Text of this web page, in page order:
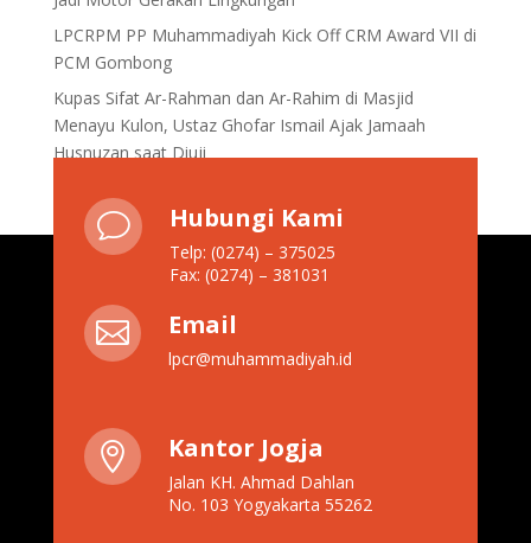
LPCRPM PP Muhammadiyah Kick Off CRM Award VII di
PCM Gombong
Kupas Sifat Ar-Rahman dan Ar-Rahim di Masjid
Menayu Kulon, Ustaz Ghofar Ismail Ajak Jamaah
Husnuzan saat Diuji
v Hubungi Kami
Telp: (0274) – 375025
Fax: (0274) – 381031
 Email
lpcr@muhammadiyah.id
 Kantor Jogja
Jalan KH. Ahmad Dahlan
No. 103 Yogyakarta 55262